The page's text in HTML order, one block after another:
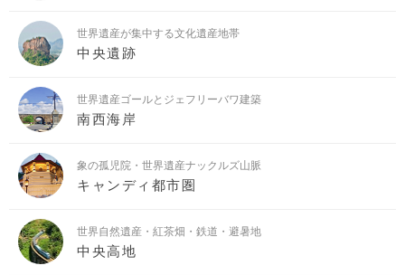
世界遺産が集中する文化遺産地帯
中央遺跡
世界遺産ゴールとジェフリーバワ建築
南西海岸
象の孤児院・世界遺産ナックルズ山脈
キャンディ都市圏
世界自然遺産・紅茶畑・鉄道・避暑地
中央高地